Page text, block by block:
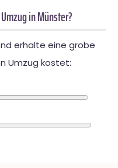
in Münster?
erhalte eine grobe
Umzug kostet: